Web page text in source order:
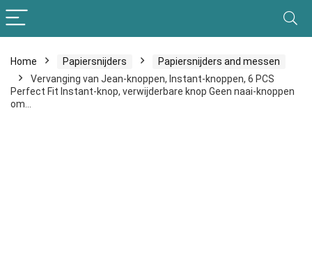
Home Papiersnijders
Papiersnijders and messen
Vervanging van Jean-knoppen, Instant-knoppen, 6 PCS
Perfect Fit Instant-knop, verwijderbare knop Geen naai-knoppen
om…